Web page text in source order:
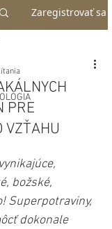
Zaregistrovať sa
PRE
VZŤAHU
božské,
Superpotraviny,
dokonale